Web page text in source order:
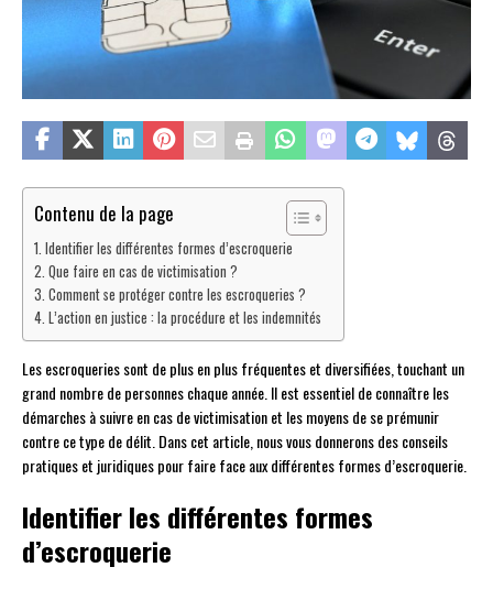
Contenu de la page
Identifier les différentes formes d’escroquerie
Que faire en cas de victimisation ?
Comment se protéger contre les escroqueries ?
L’action en justice : la procédure et les indemnités
Les escroqueries sont de plus en plus fréquentes et diversifiées, touchant un
grand nombre de personnes chaque année. Il est essentiel de connaître les
démarches à suivre en cas de victimisation et les moyens de se prémunir
contre ce type de délit. Dans cet article, nous vous donnerons des conseils
pratiques et juridiques pour faire face aux différentes formes d’escroquerie.
Identifier les différentes formes
d’escroquerie